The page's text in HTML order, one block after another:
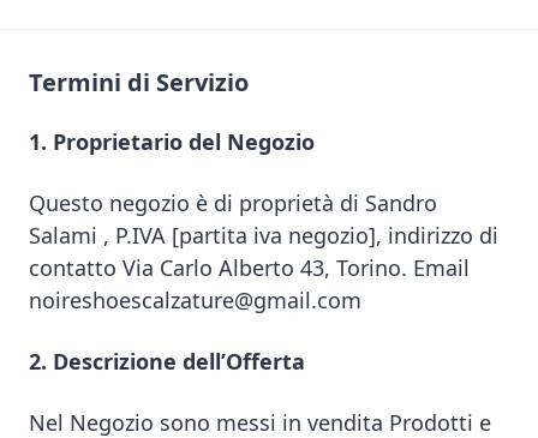
POCHETTE
AUDLEY (QT. LIMITATA)
INGLESINE
FUORI TUTTO
Promo flash
Termini di Servizio
1. Proprietario del Negozio
Questo negozio è di proprietà di Sandro
Salami , P.IVA [partita iva negozio], indirizzo di
contatto Via Carlo Alberto 43, Torino. Email
noireshoescalzature@gmail.com
2. Descrizione dell’Offerta
Nel Negozio sono messi in vendita Prodotti e